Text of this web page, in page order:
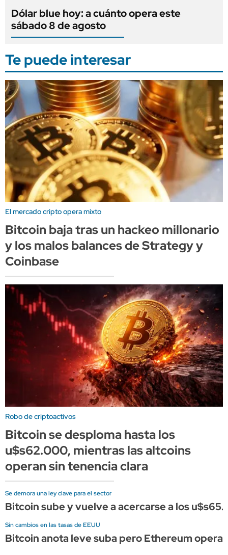
Dólar blue hoy: a cuánto opera este
sábado 8 de agosto
Te puede interesar
El mercado cripto opera mixto
Bitcoin baja tras un hackeo millonario
y los malos balances de Strategy y
Coinbase
Robo de criptoactivos
Bitcoin se desploma hasta los
u$s62.000, mientras las altcoins
operan sin tenencia clara
Se demora una ley clave para el sector
Bitcoin sube y vuelve a acercarse a los
Sin cambios en las tasas de EEUU
Bitcoin anota leve suba pero Ethereum